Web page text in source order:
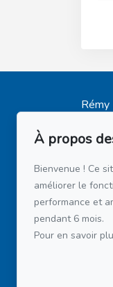
Rémy
Mes
À
À propos
Bienvenue ! Ce
améliorer le
performance et
pendant 6 mois.
Pour en savoir